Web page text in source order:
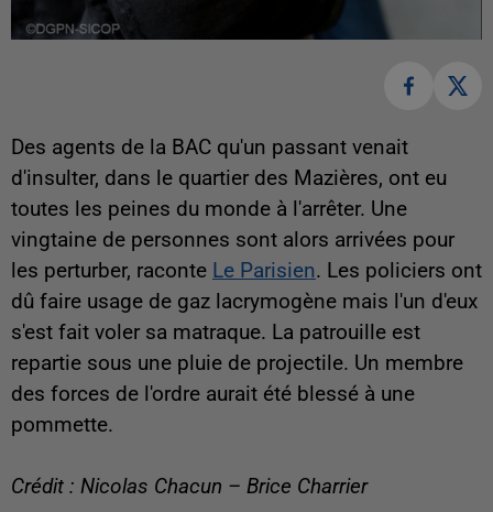
Des agents de la BAC qu'un passant venait
d'insulter, dans le quartier des Mazières, ont eu
toutes les peines du monde à l'arrêter. Une
vingtaine de personnes sont alors arrivées pour
les perturber, raconte Le Parisien. Les policiers ont
dû faire usage de gaz lacrymogène mais l'un d'eux
s'est fait voler sa matraque. La patrouille est
repartie sous une pluie de projectile. Un membre
des forces de l'ordre aurait été blessé à une
pommette.
Crédit : Nicolas Chacun – Brice Charrier